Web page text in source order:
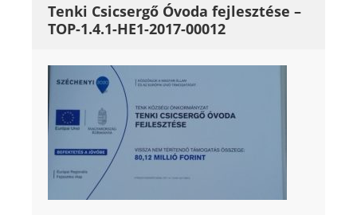
Tenki Csicsergő Óvoda fejlesztése –
TOP-1.4.1-HE1-2017-00012